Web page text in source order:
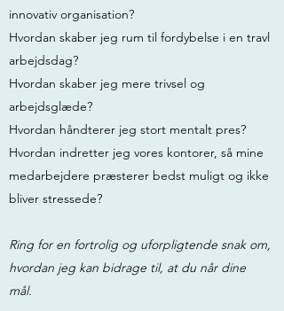
innovativ organisation?
Hvordan skaber jeg rum til fordybelse i en travl
arbejdsdag?
Hvordan skaber jeg mere trivsel og
arbejdsglæde?
Hvordan håndterer jeg stort mentalt pres?
Hvordan indretter jeg vores kontorer, så mine
medarbejdere præsterer bedst muligt og ikke
bliver stressede?
Ring for en fortrolig og uforpligtende snak om,
hvordan jeg kan bidrage til, at du når dine
mål.